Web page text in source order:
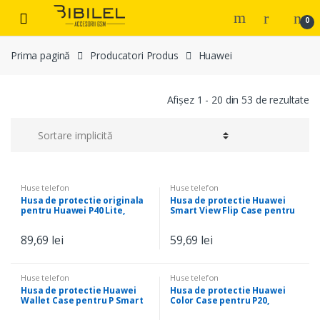
navigation
content
0
Prima pagină Producatori Produs Huawei
Afișez 1 - 20 din 53 de rezultate
Huse telefon
Husa de protectie originala
pentru Huawei P40 Lite,
89,69 lei
Huse telefon
Husa de protectie Huawei
Smart View Flip Case pentru
59,69 lei
Huse telefon
Husa de protectie Huawei
Wallet Case pentru P Smart
Huse telefon
Husa de protectie Huawei
Color Case pentru P20,